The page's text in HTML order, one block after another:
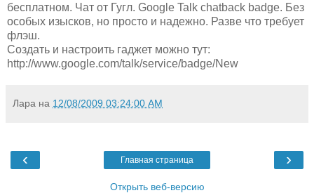
бесплатном. Чат от Гугл. Google Talk chatback badge. Без
особых изысков, но просто и надежно. Разве что требует
флэш.
Создать и настроить гаджет можно тут:
http://www.google.com/talk/service/badge/New
Лара на 12/08/2009 03:24:00 AM
‹ ›
Главная страница
Открыть веб-версию